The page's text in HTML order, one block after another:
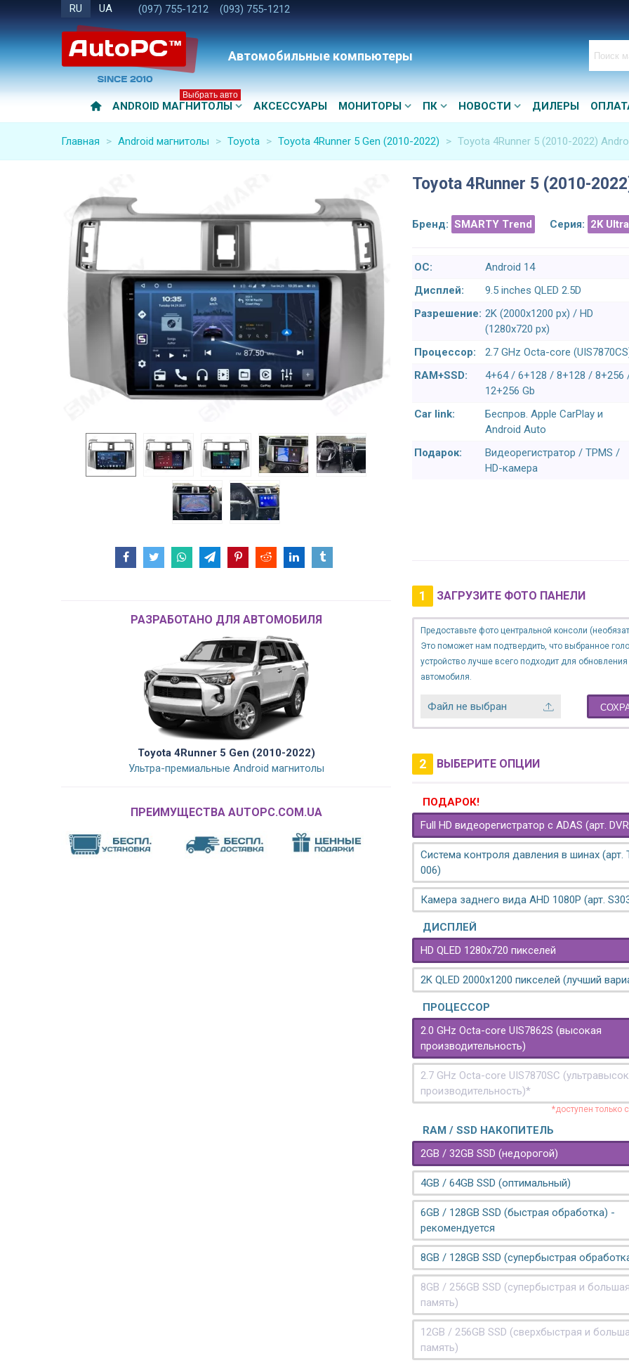
RU UA (097) 755-1212 (093) 755-1212
Автомобильные компьютеры
ANDROID МАГНИТОЛЫ
Выбрать авто
АКСЕССУАРЫ МОНИТОРЫ ПК НОВОСТИ ДИЛЕРЫ
Главная > Android магнитолы > Toyota > Toyota 4Runner 5 Gen (2010-2022) > Toyota 4Runner 5 (2010-2022)
РАЗРАБОТАНО ДЛЯ АВТОМОБИЛЯ
Toyota 4Runner 5 Gen (2010-2022)
Ультра-премиальные Android магнитолы
ПРЕИМУЩЕСТВА AUTOPC.COM.UA
Toyota 4Runner 5 (2010-
Бренд: SMARTY Trend Серия: 2K
ОС:
Android 14
Дисплей:
9.5 inches QLED 2.5D
Разрешение: 2K (2000x1200 px) / HD
(1280x720 px)
Процессор:
2.7 GHz Octa-core
RAM+SSD:
4+64 / 6+128 / 8+128 / 8+256
12+256 Gb
Car link:
Беспров. Apple CarPlay и
Android Auto
Подарок:
Видеорегистратор / TPMS /
HD-камера
1 ЗАГРУЗИТЕ ФОТО ПАНЕЛИ
Предоставьте фото центральной консоли
Это поможет нам подтвердить, что выбранное
устройство лучше всего подходит для
автомобиля.
Файл не выбран
2 ВЫБЕРИТЕ ОПЦИИ
ПОДАРОК!
Full HD видеорегистратор с ADAS (арт.
Система контроля давления в шинах (арт.
006)
Камера заднего вида AHD 1080P (арт.
ДИСПЛЕЙ
HD QLED 1280x720 пикселей
2K QLED 2000х1200 пикселей (лучший
ПРОЦЕССОР
2.0 GHz Octa-core UIS7862S (высокая
производительность)
2.7 GHz Octa-core UIS7870SC
производительность)*
*доступен только
RAM / SSD НАКОПИТЕЛЬ
2GB / 32GB SSD (недорогой)
4GB / 64GB SSD (оптимальный)
6GB / 128GB SSD (быстрая обработка) -
рекомендуется
8GB / 128GB SSD (супербыстрая
8GB / 256GB SSD (супербыстрая и
память)
12GB / 256GB SSD (сверхбыстрая и
память)